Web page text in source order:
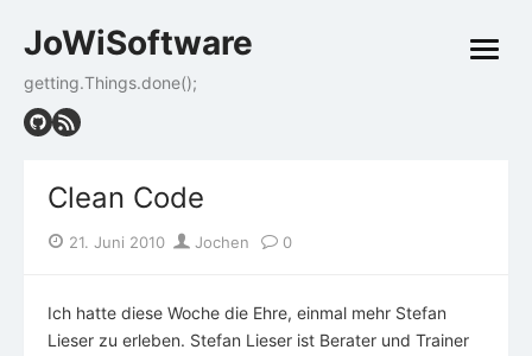
JoWiSoftware
getting.Things.done();
open
Clean Code
Posted21. Juni 2010 Author
Jochen 0
Ich hatte diese Woche die Ehre, einmal mehr Stefan
Lieser zu erleben. Stefan Lieser ist Berater und Trainer